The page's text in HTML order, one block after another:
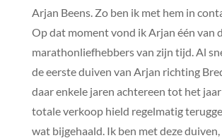
Arjan Beens. Zo ben ik met hem in
Op dat moment vond ik Arjan één van
marathonliefhebbers van zijn tijd. Al
de eerste duiven van Arjan richting
daar enkele jaren achtereen tot het
totale verkoop hield regelmatig
wat bijgehaald. Ik ben met deze